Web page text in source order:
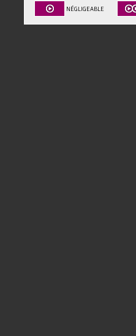
NÉGLIGEABLE